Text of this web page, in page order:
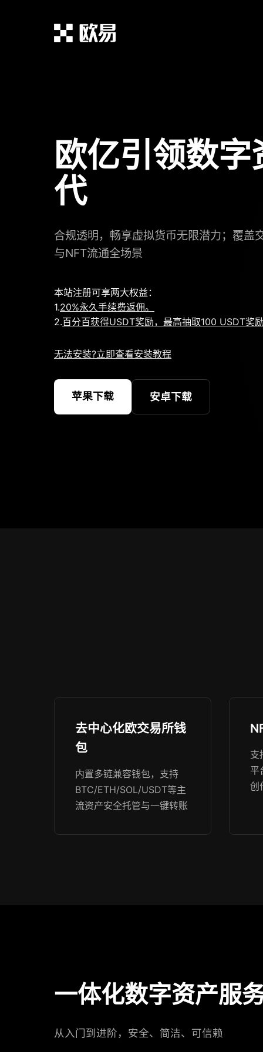
欧亿引领数
代
合规透明，畅享虚拟货币无限潜力；覆盖
与NFT流通全场景
本站注册可享两大权益：
1.20%永久手续费返佣。
2.百分百获得USDT奖励，最高抽取100 USDT奖
无法安装?立即查看安装教程
苹果下载 安卓下载
去中心化欧交易所钱
包
内置多链兼容钱包，支持
BTC/ETH/SOL/USDT等主
流资产安全托管与一键转账
支
平
创
一体化数字资产服
从入门到进阶，安全、简洁、可信赖